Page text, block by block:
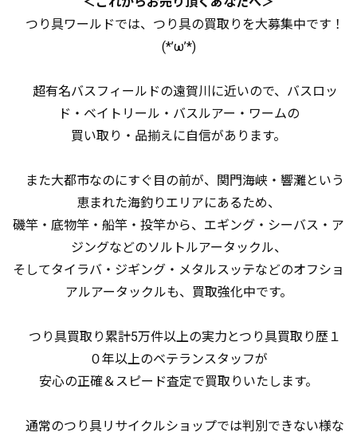
つり具ワールドでは、つり具の買取りを大募集中です！
(*’ω’*)
超有名バスフィールドの遠賀川に近いので、バスロッ
ド・ベイトリール・バスルアー・ワームの
買い取り・品揃えに自信があります。
また大都市なのにすぐ目の前が、関門海峡・響灘という
恵まれた海釣りエリアにあるため、
磯竿・底物竿・船竿・投竿から、エギング・シーバス・ア
ジングなどのソルトルアータックル、
そしてタイラバ・ジギング・メタルスッテなどのオフショ
アルアータックルも、買取強化中です。
つり具買取り累計5万件以上の実力とつり具買取り歴１
０年以上のベテランスタッフが
安心の正確＆スピード査定で買取りいたします。
通常のつり具リサイクルショップでは判別できない様な